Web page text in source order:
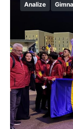
Analize